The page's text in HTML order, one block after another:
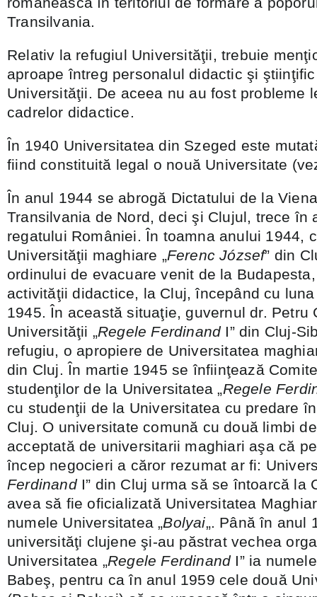
Transilvania.
Relativ la refugiul Universităţii, trebuie
aproape întreg personalul didactic şi
Universităţii. De aceea nu au fost probleme
cadrelor didactice.
În 1940 Universitatea din Szeged este
fiind constituită legal o nouă Universitate
În anul 1944 se abrogă Dictatului de la
Transilvania de Nord, deci şi Clujul, trece în
regatului României. În toamna anului 1944,
Universităţii maghiare „Ferenc József” din
ordinului de evacuare venit de la
activităţii didactice, la Cluj, începând cu
1945. În această situaţie, guvernul dr. Petru
Universităţii „Regele FerdinandI” din Cluj-
refugiu, o apropiere de Universitatea
din Cluj. În martie 1945 se înfiinţează
studenţilor de la Universitatea „Regele
cu studenţii de la Universitatea cu predare
Cluj. O universitate comună cu două limbi
acceptată de universitarii maghiari aşa că
încep negocieri a căror rezumat ar fi:
FerdinandI” din Cluj urma să se întoarcă la
avea să fie oficializată Universitatea
numele Universitatea „Bolyai„. Până în anul
universităţi clujene şi-au păstrat vechea
Universitatea „Regele FerdinandI” ia
Babeş, pentru ca în anul 1959 cele două